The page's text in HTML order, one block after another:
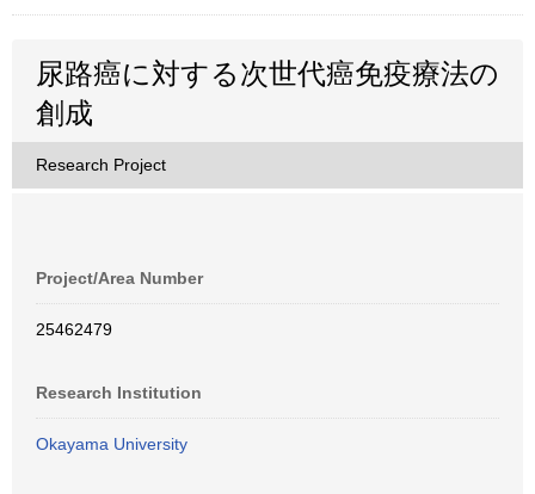
尿路癌に対する次世代癌免疫療法の
創成
Research Project
Project/Area Number
25462479
Research Institution
Okayama University